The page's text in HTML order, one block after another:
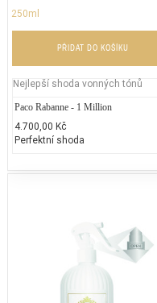
250ml
PŘIDAT DO KOŠÍKU
Nejlepší shoda vonných tónů
Paco Rabanne - 1 Million
4.700,00 Kč
Perfektní shoda